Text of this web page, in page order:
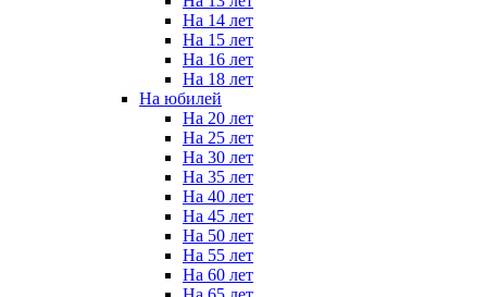
На 14 лет
На 15 лет
На 16 лет
На 18 лет
На юбилей
На 20 лет
На 25 лет
На 30 лет
На 35 лет
На 40 лет
На 45 лет
На 50 лет
На 55 лет
На 60 лет